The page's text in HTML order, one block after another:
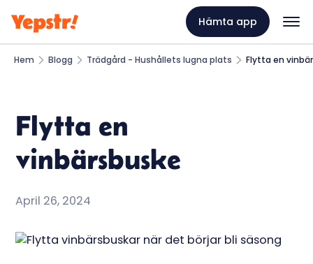
Hämta app
Hem Blogg Trädgård - Hushållets lugna plats Flytta en
Flytta en
vinbärsbuske
April 26, 2024